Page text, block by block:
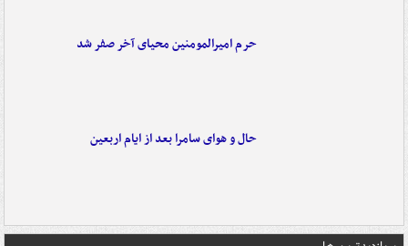
حرم امیرالمومنین محیای آخر صفر شد
حال و هوای سامرا بعد از ایام اربعین